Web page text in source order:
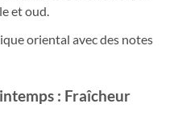
et oud.
oriental avec des notes
: Fraîcheur